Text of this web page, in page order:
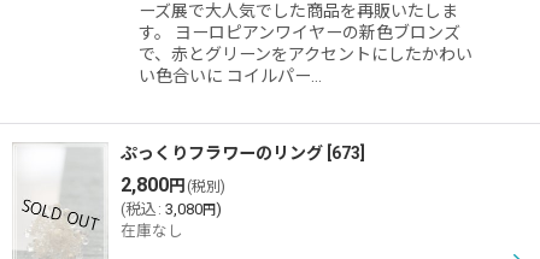
ーズ展で大人気でした商品を再販いたしま
す。 ヨーロピアンワイヤーの新色ブロンズ
で、赤とグリーンをアクセントにしたかわい
い色合いに コイルパー…
ぷっくりフラワーのリング 673
2,800円 (税別)
(税込 : 3,080円)
在庫なし